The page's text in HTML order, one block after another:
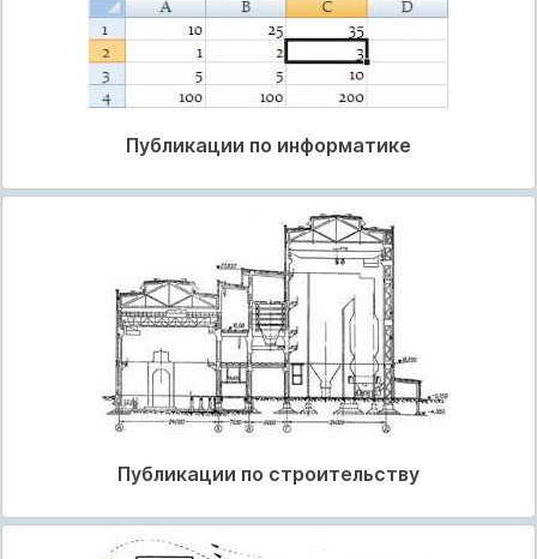
Публикации по информатике
Публикации по строительству